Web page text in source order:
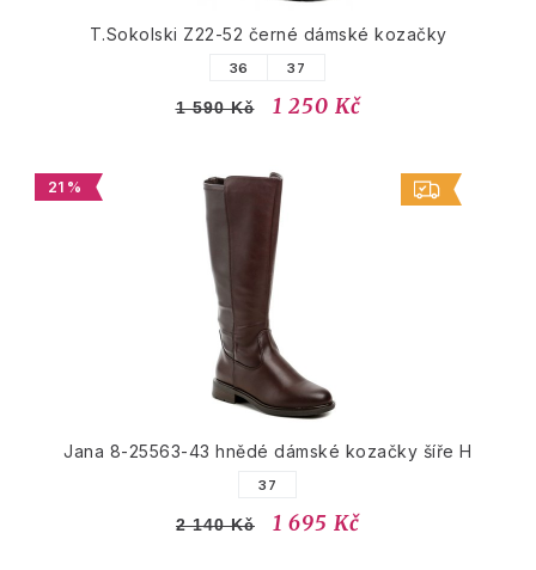
T.Sokolski Z22-52 černé dámské kozačky
36 37
1 590 Kč 1 250 Kč
21 %
Jana 8-25563-43 hnědé dámské kozačky šíře H
37
2 140 Kč 1 695 Kč